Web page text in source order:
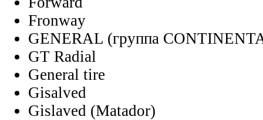
Fronway
GENERAL (группа
GT Radial
General tire
Gisalved
Gislaved (Matador)